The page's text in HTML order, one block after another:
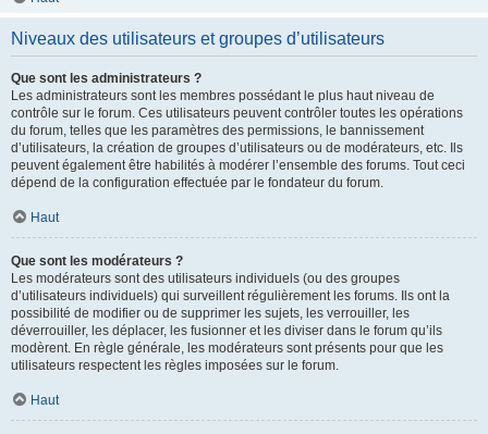
Niveaux des utilisateurs et groupes d’utilisateurs
Que sont les administrateurs ?
Les administrateurs sont les membres possédant le plus haut niveau de
contrôle sur le forum. Ces utilisateurs peuvent contrôler toutes les opérations
du forum, telles que les paramètres des permissions, le bannissement
d’utilisateurs, la création de groupes d’utilisateurs ou de modérateurs, etc. Ils
peuvent également être habilités à modérer l’ensemble des forums. Tout ceci
dépend de la configuration effectuée par le fondateur du forum.
Haut
Que sont les modérateurs ?
Les modérateurs sont des utilisateurs individuels (ou des groupes
d’utilisateurs individuels) qui surveillent régulièrement les forums. Ils ont la
possibilité de modifier ou de supprimer les sujets, les verrouiller, les
déverrouiller, les déplacer, les fusionner et les diviser dans le forum qu’ils
modèrent. En règle générale, les modérateurs sont présents pour que les
utilisateurs respectent les règles imposées sur le forum.
Haut